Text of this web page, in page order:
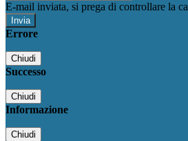
E-mail inviata, si prega di controllare la
Errore
Chiudi
Successo
Chiudi
Informazione
Chiudi